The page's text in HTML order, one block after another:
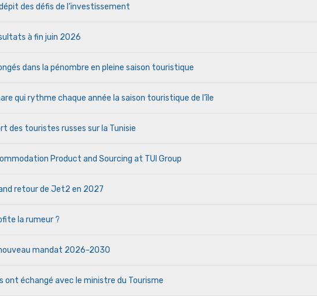
des défis de l’investissement
à fin juin 2026
dans la pénombre en pleine saison touristique
qui rythme chaque année la saison touristique de l’île
des touristes russes sur la Tunisie
Product and Sourcing at TUI Group
retour de Jet2 en 2027
la rumeur ?
mandat 2026-2030
ont échangé avec le ministre du Tourisme